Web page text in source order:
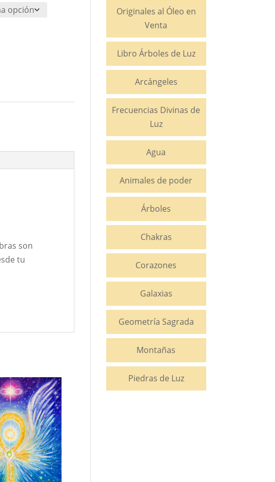
son
tu
Originales al Óleo en
Venta
Libro Árboles de Luz
Arcángeles
Frecuencias Divinas de
Luz
Agua
Animales de poder
Árboles
Chakras
Corazones
Galaxias
Geometría Sagrada
Montañas
Piedras de Luz